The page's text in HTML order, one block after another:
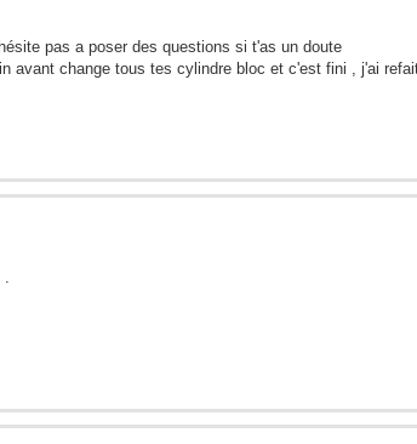
pas a poser des questions si t'as un doute
avant change tous tes cylindre bloc et c'est fini , j'ai
.